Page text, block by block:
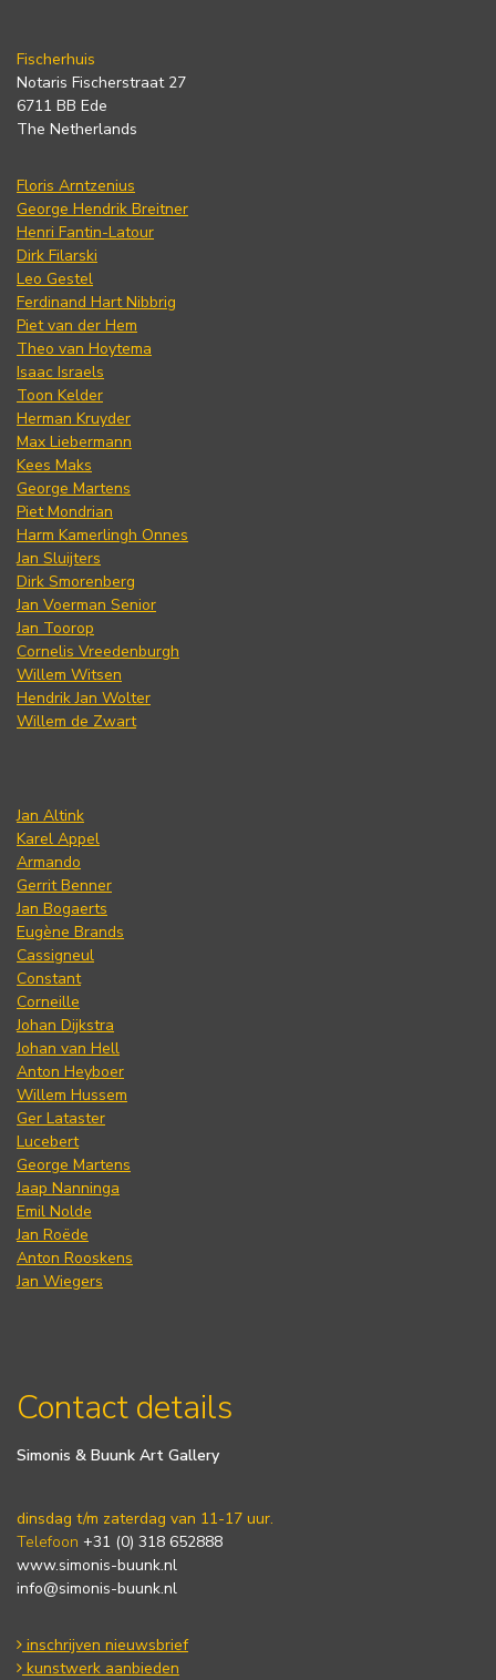
Fischerhuis
Notaris Fischerstraat 27
6711 BB Ede
The Netherlands
Floris Arntzenius
George Hendrik Breitner
Henri Fantin-Latour
Dirk Filarski
Leo Gestel
Ferdinand Hart Nibbrig
Piet van der Hem
Theo van Hoytema
Isaac Israels
Toon Kelder
Herman Kruyder
Max Liebermann
Kees Maks
George Martens
Piet Mondrian
Harm Kamerlingh Onnes
Jan Sluijters
Dirk Smorenberg
Jan Voerman Senior
Jan Toorop
Cornelis Vreedenburgh
Willem Witsen
Hendrik Jan Wolter
Willem de Zwart
Jan Altink
Karel Appel
Armando
Gerrit Benner
Jan Bogaerts
Eugène Brands
Cassigneul
Constant
Corneille
Johan Dijkstra
Johan van Hell
Anton Heyboer
Willem Hussem
Ger Lataster
Lucebert
George Martens
Jaap Nanninga
Emil Nolde
Jan Roëde
Anton Rooskens
Jan Wiegers
Contact details
Simonis & Buunk Art Gallery
dinsdag t/m zaterdag van 11-17 uur.
Telefoon +31 (0) 318 652888
www.simonis-buunk.nl
info@simonis-buunk.nl
inschrijven nieuwsbrief
kunstwerk aanbieden